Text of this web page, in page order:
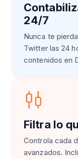
24/7
Nunca te
Twitter las 24
contenidos en
Filtra lo
Controla cada
avanzados.